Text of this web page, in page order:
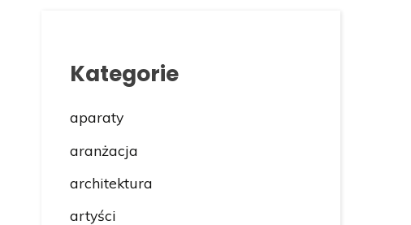
Kategorie
aparaty
aranżacja
architektura
artyści